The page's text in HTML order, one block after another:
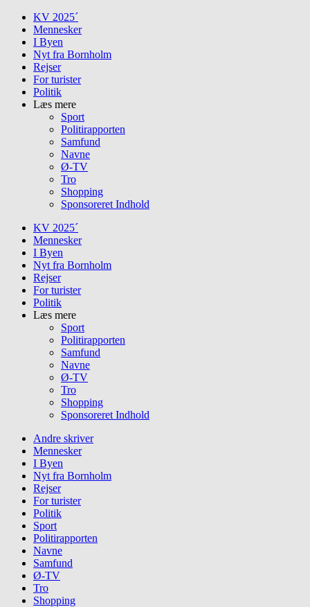
Skip
content
KV 2025´
Mennesker
I Byen
Nyt fra Bornholm
Rejser
For turister
Politik
Læs mere
Sport
Politirapporten
Samfund
Navne
Ø-TV
Tro
Shopping
Sponsoreret Indhold
KV 2025´
Mennesker
I Byen
Nyt fra Bornholm
Rejser
For turister
Politik
Læs mere
Sport
Politirapporten
Samfund
Navne
Ø-TV
Tro
Shopping
Sponsoreret Indhold
Andre skriver
Mennesker
I Byen
Nyt fra Bornholm
Rejser
For turister
Politik
Sport
Politirapporten
Navne
Samfund
Ø-TV
Tro
Shopping